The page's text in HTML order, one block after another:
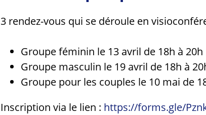
3 rendez-vous qui se déroule en
Groupe féminin le 13 avril de 18h à 20h
Groupe masculin le 19 avril de 18h à
Groupe pour les couples le 10 mai de
Inscription via le lien : https://forms.gle/